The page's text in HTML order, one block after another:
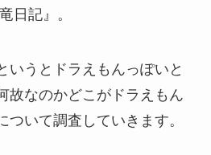
日記』。
いうとドラえもんっぽいと
故なのかどこがドラえもん
ついて調査していきます。